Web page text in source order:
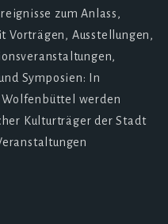
zum Anlass,
Vorträgen, Ausstellungen,
Symposien: In
werden
Kulturträger der Stadt